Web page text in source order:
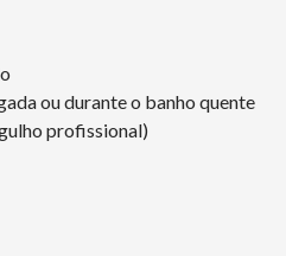
ou durante o banho quente
profissional)